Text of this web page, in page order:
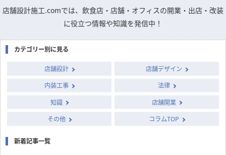
店舗設計施工.comでは、飲食店・店舗・オフィスの開業・出店・改装
に役立つ情報や知識を発信中！
カテゴリー別に見る
店舗設計
店舗デザイン
内装工事
法律
知識
店舗開業
その他
コラムTOP
新着記事一覧